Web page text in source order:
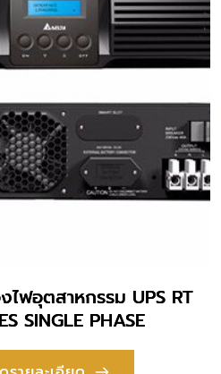
ไฟอุตสาหกรรม UPS RT
SINGLE PHASE